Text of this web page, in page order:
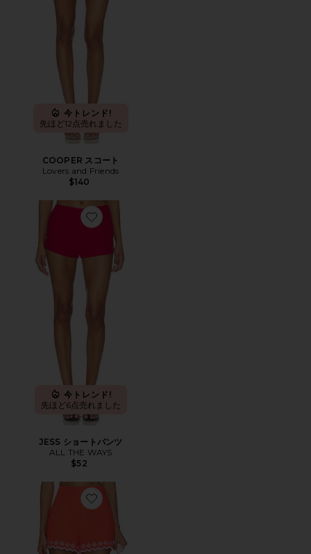
今トレンド!
先ほど12点売れました
COOPER スコート
Lovers and Friends
$140
Favorite JESS ショートパンツ
今トレンド!
先ほど6点売れました
JESS ショートパンツ
ALL THE WAYS
$52
Favorite AMAYA ショートパンツ